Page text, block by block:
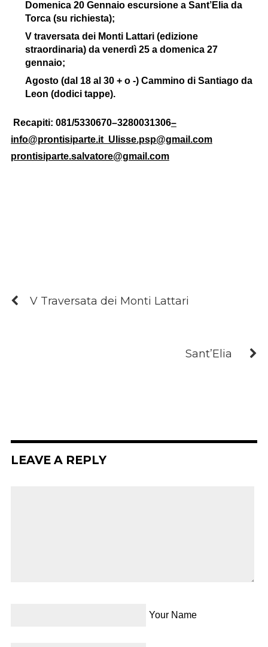
Domenica 20 Gennaio escursione a Sant’Elia da
Torca (su richiesta);
V traversata dei Monti Lattari (edizione
straordinaria) da venerdì 25 a domenica 27
gennaio;
Agosto (dal 18 al 30 + o -) Cammino di Santiago da
Leon (dodici tappe).
Recapiti: 081/5330670–3280031306–
info@prontisiparte.it Ulisse.psp@gmail.com
prontisiparte.salvatore@gmail.com
V Traversata dei Monti Lattari
Sant’Elia
LEAVE A REPLY
Your Name